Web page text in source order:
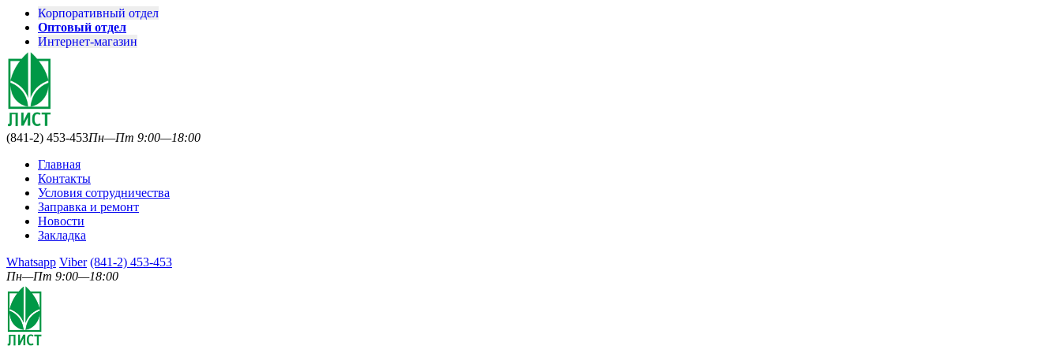
Корпоративный отдел
Оптовый отдел
Интернет-магазин
(841-2) 453-453Пн—Пт 9:00—18:00
Главная
Контакты
Условия сотрудничества
Заправка и ремонт
Новости
Закладка
Whatsapp Viber (841-2) 453-453
Пн—Пт 9:00—18:00